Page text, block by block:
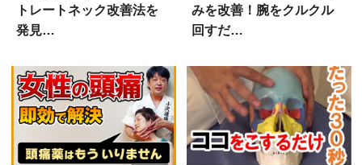
トレートネック改善法を
発見…
みを改善！腕をクルクル
回すだ…